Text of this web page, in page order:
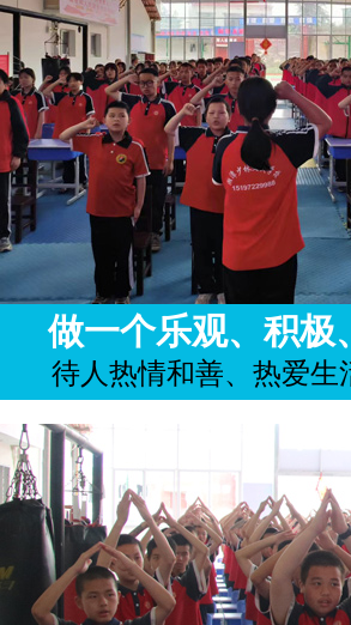
做一个乐观、积极
待人热情和善、热爱生